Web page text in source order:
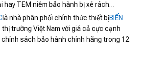
hay TEM niêm bảo hành bị xé rách…
là nhà phân phối chính thức thiết bịBIẾN
thị trường Việt Nam với giá cả cực cạnh
sách bảo hành chính hãng trong 12